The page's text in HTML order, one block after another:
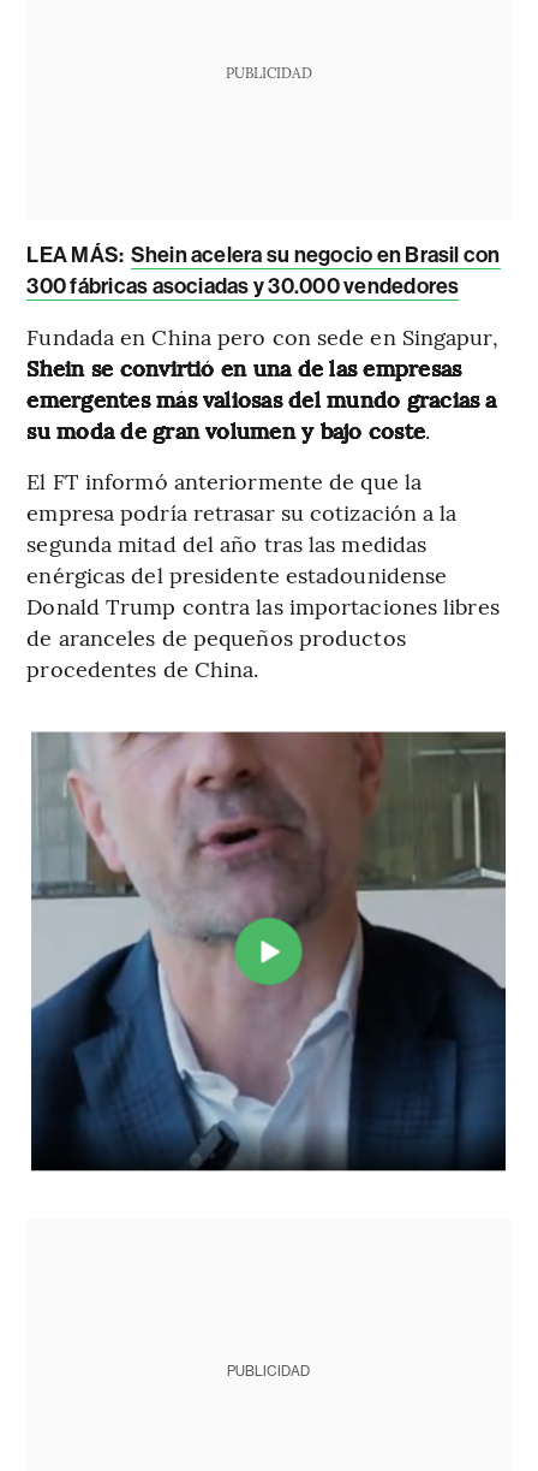
PUBLICIDAD
LEA MÁS: Shein acelera su negocio en Brasil con
300 fábricas asociadas y 30.000 vendedores
Fundada en China pero con sede en Singapur,
Shein se convirtió en una de las empresas
emergentes más valiosas del mundo gracias a
su moda de gran volumen y bajo coste.
El FT informó anteriormente de que la
empresa podría retrasar su cotización a la
segunda mitad del año tras las medidas
enérgicas del presidente estadounidense
Donald Trump contra las importaciones libres
de aranceles de pequeños productos
procedentes de China.
PUBLICIDAD